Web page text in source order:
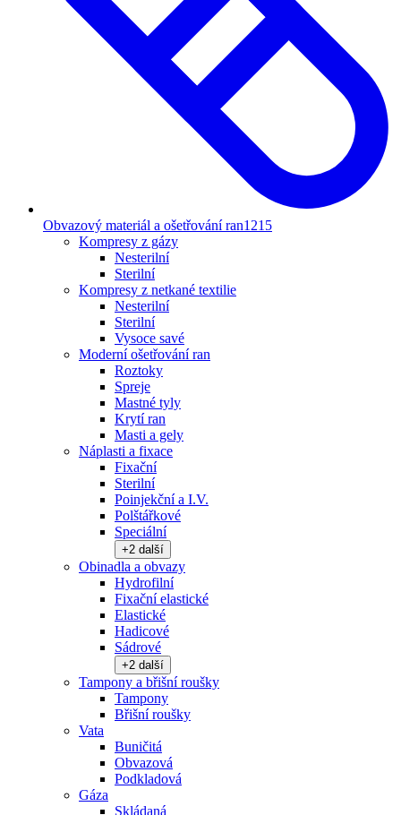
Obvazový materiál a ošetřování ran1215
Kompresy z gázy
Nesterilní
Sterilní
Kompresy z netkané textilie
Nesterilní
Sterilní
Vysoce savé
Moderní ošetřování ran
Roztoky
Spreje
Mastné tyly
Krytí ran
Masti a gely
Náplasti a fixace
Fixační
Sterilní
Poinjekční a I.V.
Polštářkové
Speciální
+2 další
Obinadla a obvazy
Hydrofilní
Fixační elastické
Elastické
Hadicové
Sádrové
+2 další
Tampony a břišní roušky
Tampony
Břišní roušky
Vata
Buničitá
Obvazová
Podkladová
Gáza
Skládaná